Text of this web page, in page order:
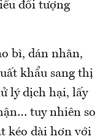
đối tượng
bì, dán nhãn,
khẩu sang thị
lý dịch hại, lấy
tuy nhiên so
kéo dài hơn với